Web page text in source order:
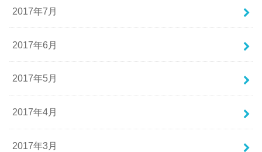
2017年7月
2017年6月
2017年5月
2017年4月
2017年3月